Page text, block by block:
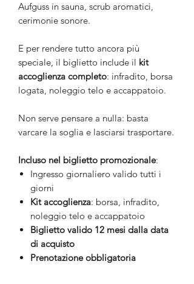
Aufguss in sauna, scrub aromatici,
cerimonie sonore.
E per rendere tutto ancora più
speciale, il biglietto include il kit
accoglienza completo: infradito, borsa
logata, noleggio telo e accappatoio.
Non serve pensare a nulla: basta
varcare la soglia e lasciarsi trasportare.
Incluso nel biglietto promozionale:
Ingresso giornaliero valido tutti i
giorni
Kit accoglienza: borsa, infradito,
noleggio telo e accappatoio
Biglietto valido 12 mesi dalla data
di acquisto
Prenotazione obbligatoria